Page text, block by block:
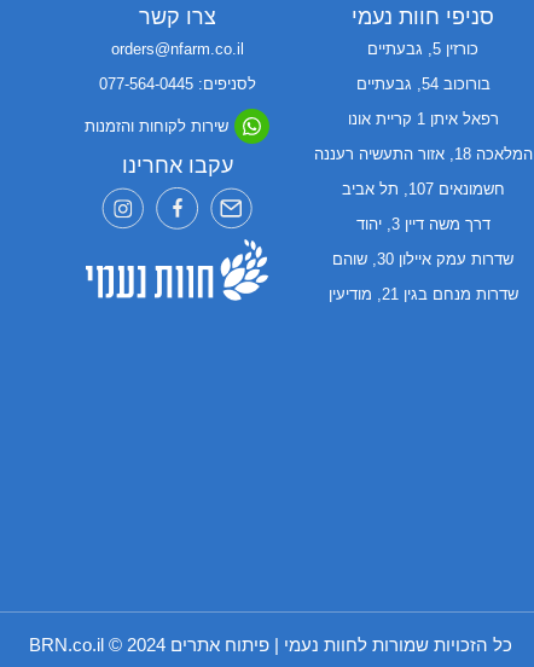
סניפי חוות נעמי
כורזין 5, גבעתיים
בורוכוב 54, גבעתיים
רפאל איתן 1 קריית אונו
המלאכה 18, אזור התעשיה רעננה
חשמונאים 107, תל אביב
דרך משה דיין 3, יהוד
שדרות עמק איילון 30, שוהם
שדרות מנחם בגין 21, מודיעין
צרו קשר
orders@nfarm.co.il
לסניפים: 077-564-0445
שירות לקוחות והזמנות
עקבו אחרינו
כל הזכויות שמורות לחוות נעמי | פיתוח אתרים 2024 © BRN.co.il